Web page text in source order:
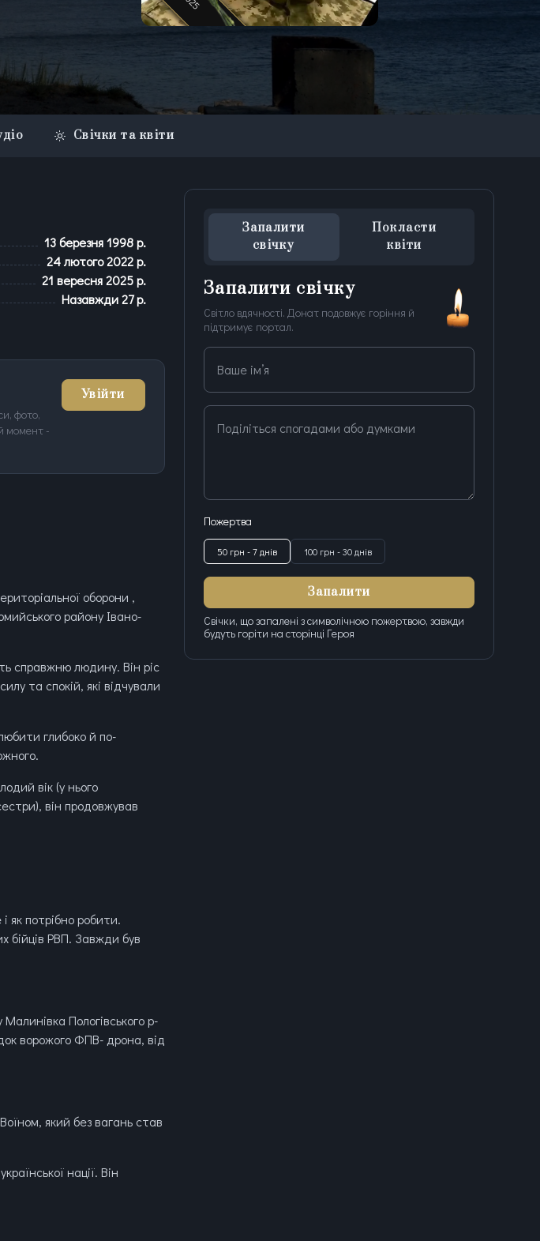
Свічки та квіти
13 березня 1998 р.
24 лютого 2022 р.
21 вересня 2025 р.
Назавжди 27 р.
фото,
момент -
Увійти
оборони ,
району Івано-
справжню людину. Він ріс
та спокій, які відчували
глибоко й по-
вік (у нього
він продовжував
як потрібно робити.
бійців РВП. Завжди був
Пологівського р-
ворожого ФПВ- дрона, від
який без вагань став
нації. Він
Запалити
свічку
Покласти
квіти
Запалити свічку
Світло вдячності. Донат подовжує горіння й
підтримує портал.
Ваше ім’я
Поділіться спогадами або думками
Пожертва
50 грн - 7 днів 100 грн - 30 днів
Запалити
Свічки, що запалені з символічною пожертвою, завжди
будуть горіти на сторінці Героя